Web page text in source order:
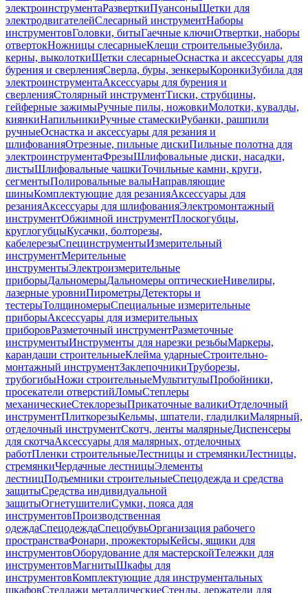
электроинструментаРазверткиПуансоныЩетки для
электродвигателейСлесарный инструментНаборы
инструментовГоловки, битыГаечные ключиОтвертки, наборы
отвертокНожницы слесарныеКлещи строительныеЗубила,
керны, выколоткиЩетки слесарныеОснастка и аксессуары для
бурения и сверленияСверла, буры, зенкерыКоронкиЗубила для
электроинструментаАксессуары для бурения и
сверленияСтолярный инструментТиски, струбцины,
гейферные зажимыРучные пилы, ножовкиМолотки, кувалды,
киянкиНапильникиРучные стамескиРубанки, рашпили
ручныеОснастка и аксессуары для резания и
шлифованияОтрезные, пильные дискиПильные полотна для
электроинструментаФрезыШлифовальные диски, насадки,
листыШлифовальные чашкиТочильные камни, круги,
сегментыПолировальные валыНаправляющие
шиныКомплектующие для резанияАксессуары для
резанияАксессуары для шлифованияЭлектромонтажный
инструментОбжимной инструментПлоскогубцы,
круглогубцыКусачки, болторезы,
кабелерезыСпецинструментыИзмерительный
инструментМерительные
инструментыЭлектроизмерительные
приборыДальномерыДальномеры оптическиеНивелиры,
лазерные уровниПирометрыДетекторы и
тестерыТолщиномерыСпециальные измерительные
приборыАксессуары для измерительных
приборовРазметочный инструментРазметочные
инструментыИнструменты для нарезки резьбыМаркеры,
карандаши строительныеКлейма ударныеСтроительно-
монтажный инструментЗаклепочникиТруборезы,
трубогибыНожи строительныеМультитулыПробойники,
просекатели отверстийЛомыСтеплеры
механическиеСтеклорезыПрикаточные валикиОтделочный
инструментПлиткорезыКельмы, шпатели, гладилкиМалярный,
отделочный инструментСкотч, ленты малярныеДиспенсеры
для скотчаАксессуары для малярных, отделочных
работПленки строительныеЛестницы и стремянкиЛестницы,
стремянкиЧердачные лестницыЭлементы
лестницПодъемники строительныеСпецодежда и средства
защитыСредства индивидуальной
защитыОгнетушителиСумки, пояса для
инструментовПроизводственная
одеждаСпецодеждаСпецобувьОрганизация рабочего
пространстваФонари, прожекторыКейсы, ящики для
инструментовОборудование для мастерскойТележки для
инструментовМагнитыШкафы для
инструментовКомплектующие для инструментальных
шкафовСтеллажи металлическиеСтенды, держатели для